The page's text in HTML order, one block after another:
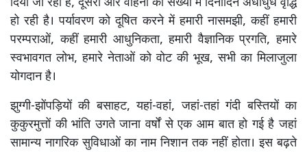
हो रही है। पर्यावरण को दूषित करने में हमारी नासमझी, कहीं हमारी
परम्पराओं, कहीं हमारी आधुनिकता, हमारी वैज्ञानिक प्रगति, हमारे
स्वभावगत लोभ, हमारे नेताओं को वोट की भूख, सभी का मिलाजुला
योगदान है।
झुग्गी-झोंपड़ियों की बसाहट, यहां-वहां, जहां-तहां गंदी बस्तियों का
कुकुरमुत्तों की भांति उगते जाना वर्षों से एक आम बात हो गई है जहां
सामान्य नागरिक सुविधाओं का नाम निशान तक नहीं होता। इस बढ़ते